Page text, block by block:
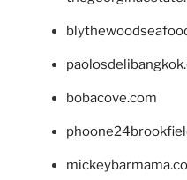
bobacove.com